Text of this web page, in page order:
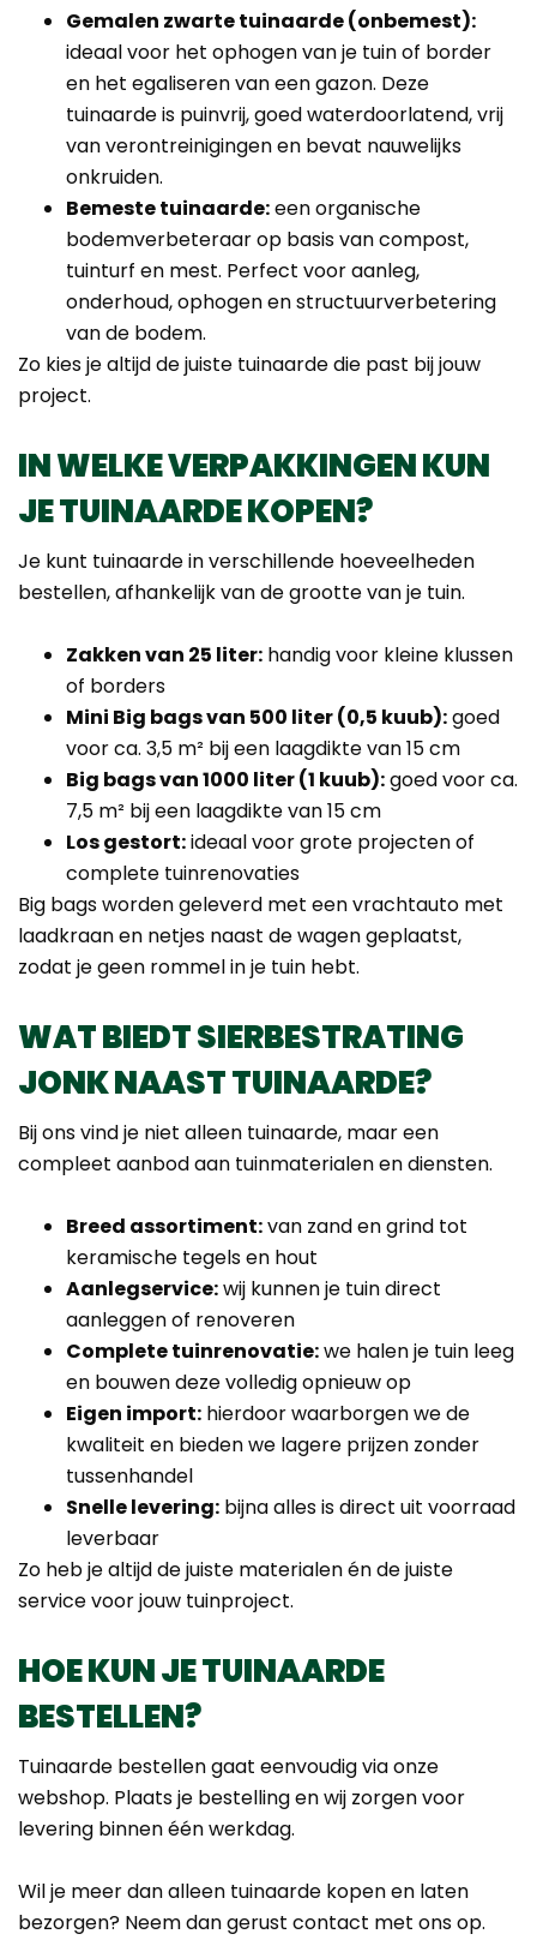
Gemalen zwarte tuinaarde (onbemest):
ideaal voor het ophogen van je tuin of border
en het egaliseren van een gazon. Deze
tuinaarde is puinvrij, goed waterdoorlatend, vrij
van verontreinigingen en bevat nauwelijks
onkruiden.
Bemeste tuinaarde:een organische
bodemverbeteraar op basis van compost,
tuinturf en mest. Perfect voor aanleg,
onderhoud, ophogen en structuurverbetering
van de bodem.
Zo kies je altijd de juiste tuinaarde die past bij jouw
project.
IN WELKE VERPAKKINGEN KUN
JE TUINAARDE KOPEN?
Je kunt tuinaarde in verschillende hoeveelheden
bestellen, afhankelijk van de grootte van je tuin.
Zakken van 25 liter: handig voor kleine klussen
of borders
Mini Big bags van 500 liter (0,5 kuub):goed
voor ca. 3,5 m² bij een laagdikte van 15 cm
Big bags van 1000 liter (1 kuub):goed voor ca.
7,5 m² bij een laagdikte van 15 cm
Los gestort:ideaal voor grote projecten of
complete tuinrenovaties
Big bags worden geleverd met een vrachtauto met
laadkraan en netjes naast de wagen geplaatst,
zodat je geen rommel in je tuin hebt.
WAT BIEDT SIERBESTRATING
JONK NAAST TUINAARDE?
Bij ons vind je niet alleen tuinaarde, maar een
compleet aanbod aan tuinmaterialen en diensten.
Breed assortiment:van zand en grind tot
keramische tegels en hout
Aanlegservice:wij kunnen je tuin direct
aanleggen of renoveren
Complete tuinrenovatie:we halen je tuin leeg
en bouwen deze volledig opnieuw op
Eigen import: hierdoor waarborgen we de
kwaliteit en bieden we lagere prijzen zonder
tussenhandel
Snelle levering: bijna alles is direct uit voorraad
leverbaar
Zo heb je altijd de juiste materialen én de juiste
service voor jouw tuinproject.
HOE KUN JE TUINAARDE
BESTELLEN?
Tuinaarde bestellen gaat eenvoudig via onze
webshop. Plaats je bestelling en wij zorgen voor
levering binnen één werkdag.
Wil je meer dan alleen tuinaarde kopen en laten
bezorgen? Neem dan gerust contact met ons op.